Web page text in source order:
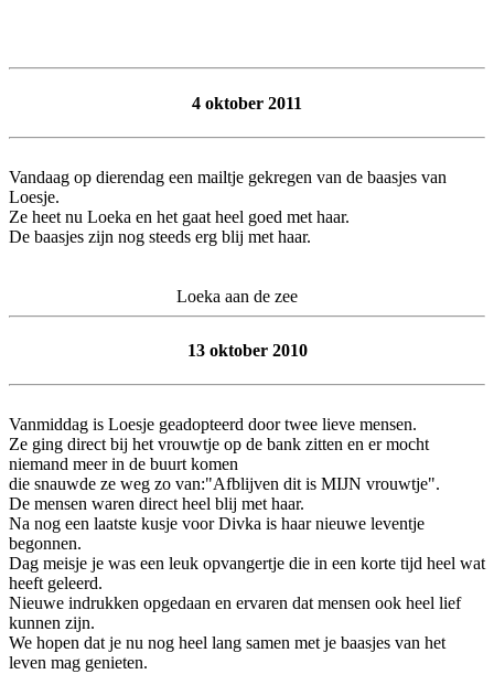
4 oktober 2011
Vandaag op dierendag een mailtje gekregen van de baasjes van
Loesje.
Ze heet nu Loeka en het gaat heel goed met haar.
De baasjes zijn nog steeds erg blij met haar.
Loeka aan de zee
13 oktober 2010
Vanmiddag is Loesje geadopteerd door twee lieve mensen.
Ze ging direct bij het vrouwtje op de bank zitten en er mocht
niemand meer in de buurt komen
die snauwde ze weg zo van:"Afblijven dit is MIJN vrouwtje".
De mensen waren direct heel blij met haar.
Na nog een laatste kusje voor Divka is haar nieuwe leventje
begonnen.
Dag meisje je was een leuk opvangertje die in een korte tijd heel wat
heeft geleerd.
Nieuwe indrukken opgedaan en ervaren dat mensen ook heel lief
kunnen zijn.
We hopen dat je nu nog heel lang samen met je baasjes van het
leven mag genieten.